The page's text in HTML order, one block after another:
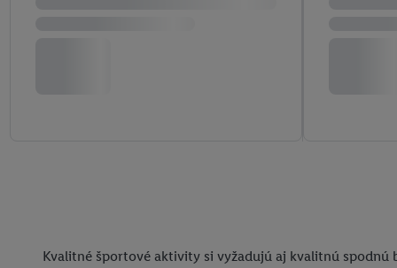
Kvalitné športové aktivity si vyžadujú aj kvalitnú spodnú